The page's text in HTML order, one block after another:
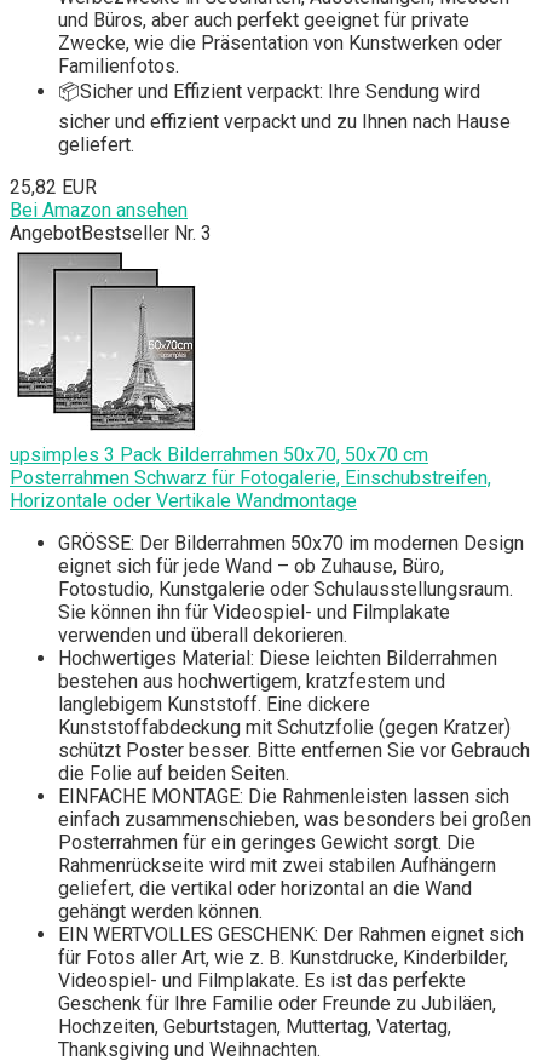
und Büros, aber auch perfekt geeignet für private
Zwecke, wie die Präsentation von Kunstwerken oder
Familienfotos.
📦Sicher und Effizient verpackt: Ihre Sendung wird
sicher und effizient verpackt und zu Ihnen nach Hause
geliefert.
25,82 EUR
Bei Amazon ansehen
AngebotBestseller Nr. 3
upsimples 3 Pack Bilderrahmen 50x70, 50x70 cm
Posterrahmen Schwarz für Fotogalerie, Einschubstreifen,
Horizontale oder Vertikale Wandmontage
GRÖSSE: Der Bilderrahmen 50x70 im modernen Design
eignet sich für jede Wand – ob Zuhause, Büro,
Fotostudio, Kunstgalerie oder Schulausstellungsraum.
Sie können ihn für Videospiel- und Filmplakate
verwenden und überall dekorieren.
Hochwertiges Material: Diese leichten Bilderrahmen
bestehen aus hochwertigem, kratzfestem und
langlebigem Kunststoff. Eine dickere
Kunststoffabdeckung mit Schutzfolie (gegen Kratzer)
schützt Poster besser. Bitte entfernen Sie vor Gebrauch
die Folie auf beiden Seiten.
EINFACHE MONTAGE: Die Rahmenleisten lassen sich
einfach zusammenschieben, was besonders bei großen
Posterrahmen für ein geringes Gewicht sorgt. Die
Rahmenrückseite wird mit zwei stabilen Aufhängern
geliefert, die vertikal oder horizontal an die Wand
gehängt werden können.
EIN WERTVOLLES GESCHENK: Der Rahmen eignet sich
für Fotos aller Art, wie z. B. Kunstdrucke, Kinderbilder,
Videospiel- und Filmplakate. Es ist das perfekte
Geschenk für Ihre Familie oder Freunde zu Jubiläen,
Hochzeiten, Geburtstagen, Muttertag, Vatertag,
Thanksgiving und Weihnachten.